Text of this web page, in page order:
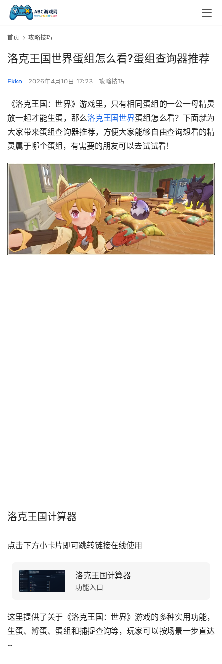
首页 攻略技巧
洛克王国世界蛋组怎么看?蛋组查询器推荐
Ekko 2026年4月10日 17:23 攻略技巧
《洛克王国：世界》游戏里，只有相同蛋组的一公一母精灵
放一起才能生蛋，那么洛克王国世界蛋组怎么看？下面就为
大家带来蛋组查询器推荐，方便大家能够自由查询想看的精
灵属于哪个蛋组，有需要的朋友可以去试试看！
洛克王国计算器
点击下方小卡片即可跳转链接在线使用
洛克王国计算器
功能入口
这里提供了关于《洛克王国：世界》游戏的多种实用功能，
生蛋、孵蛋、蛋组和捕捉查询等，玩家可以按场景一步直达
~